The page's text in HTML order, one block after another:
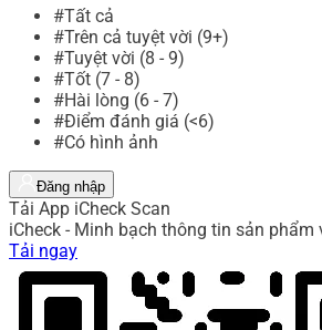
#Tất cả
#Trên cả tuyệt vời (9+)
#Tuyệt vời (8 - 9)
#Tốt (7 - 8)
#Hài lòng (6 - 7)
#Điểm đánh giá (<6)
#Có hình ảnh
Đăng nhập
Tải App iCheck Scan
iCheck - Minh bạch thông tin sản phẩm
Tải ngay